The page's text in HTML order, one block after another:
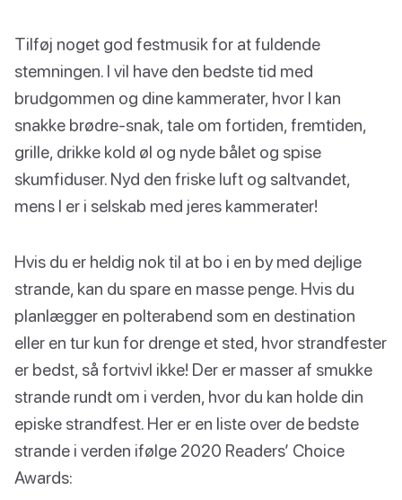
Tilføj noget god festmusik for at fuldende
stemningen. I vil have den bedste tid med
brudgommen og dine kammerater, hvor I kan
snakke brødre-snak, tale om fortiden, fremtiden,
grille, drikke kold øl og nyde bålet og spise
skumfiduser. Nyd den friske luft og saltvandet,
mens I er i selskab med jeres kammerater!
Hvis du er heldig nok til at bo i en by med dejlige
strande, kan du spare en masse penge. Hvis du
planlægger en polterabend som en destination
eller en tur kun for drenge et sted, hvor strandfester
er bedst, så fortvivl ikke! Der er masser af smukke
strande rundt om i verden, hvor du kan holde din
episke strandfest. Her er en liste over de bedste
strande i verden ifølge 2020 Readers’ Choice
Awards: